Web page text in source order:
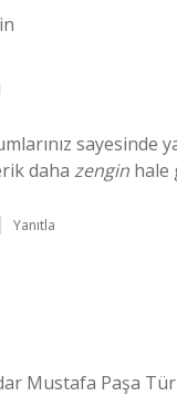
sayesinde
daha zengin hale
Yanıtla
Mustafa Paşa